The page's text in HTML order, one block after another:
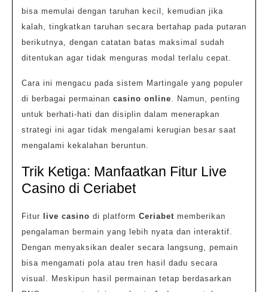
bisa memulai dengan taruhan kecil, kemudian jika
kalah, tingkatkan taruhan secara bertahap pada putaran
berikutnya, dengan catatan batas maksimal sudah
ditentukan agar tidak menguras modal terlalu cepat.
Cara ini mengacu pada sistem Martingale yang populer
di berbagai permainan casino online. Namun, penting
untuk berhati-hati dan disiplin dalam menerapkan
strategi ini agar tidak mengalami kerugian besar saat
mengalami kekalahan beruntun.
Trik Ketiga: Manfaatkan Fitur Live
Casino di Ceriabet
Fitur live casino di platform Ceriabet memberikan
pengalaman bermain yang lebih nyata dan interaktif.
Dengan menyaksikan dealer secara langsung, pemain
bisa mengamati pola atau tren hasil dadu secara
visual. Meskipun hasil permainan tetap berdasarkan